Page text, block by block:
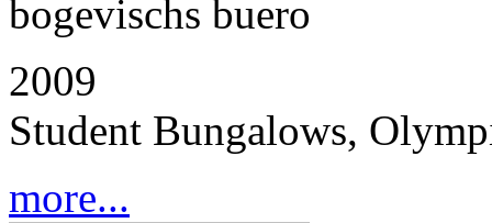
bogevischs buero
2009
Student Bungalows,
more...